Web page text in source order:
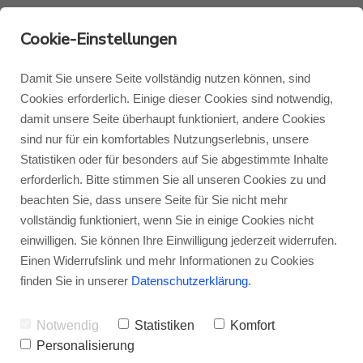
Monitor Audio
Monitor Audio Custom Install
Roksan
Blok
Blog Monitor Audio
Blog Roksan
Blog Blok
Fachhändlerübersicht
Roksan
Erfahrungsberichten und Foren eine prima
Orientierung, wenn es um Ihren neuen
Cookie-Einstellungen
Damit Sie unsere Seite vollständig nutzen können, sind
Cookies erforderlich. Einige dieser Cookies sind notwendig,
damit unsere Seite überhaupt funktioniert, andere Cookies
sind nur für ein komfortables Nutzungserlebnis, unsere
Statistiken oder für besonders auf Sie abgestimmte Inhalte
erforderlich. Bitte stimmen Sie all unseren Cookies zu und
beachten Sie, dass unsere Seite für Sie nicht mehr
vollständig funktioniert, wenn Sie in einige Cookies nicht
einwilligen. Sie können Ihre Einwilligung jederzeit widerrufen.
Einen Widerrufslink und mehr Informationen zu Cookies
finden Sie in unserer Datenschutzerklärung.
Notwendig Statistiken
Komfort
Personalisierung